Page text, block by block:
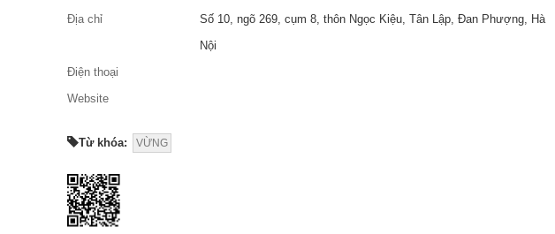
Địa chỉ
Số 10, ngõ 269, cụm 8, thôn Ngọc Kiệu, Tân Lập, Đan Phượng, Hà
Nội
Điện thoại
Website
Từ khóa: VỪNG